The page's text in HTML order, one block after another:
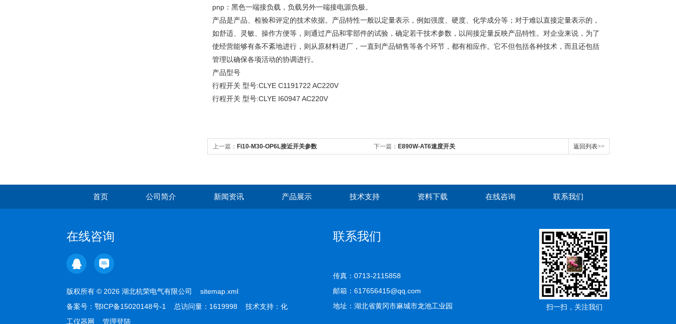
pnp：黑色一端接负载，负载另外一端接电源负极。
产品是产品、检验和评定的技术依据。产品特性一般以定量表示，例如强度、硬度、化学成分等；对于难以直接定量表示的，
如舒适、灵敏、操作方便等，则通过产品和零部件的试验，确定若干技术参数，以间接定量反映产品特性。对企业来说，为了
使经营能够有条不紊地进行，则从原材料进厂，一直到产品销售等各个环节，都有相应作。它不但包括各种技术，而且还包括
管理以确保各项活动的协调进行。
产品型号
行程开关 型号:CLYE C1191722 AC220V
行程开关 型号:CLYE I60947 AC220V
上一篇： Fi10-M30-OP6L接近开关参数 下一篇： E890W-AT6速度开关 返回列表>>
首页 公司简介 新闻资讯 产品展示 技术支持 资料下载 在线咨询 联系我们
在线咨询
版权所有 © 2026 湖北杭荣电气有限公司 sitemap.xml
备案号： 鄂ICP备15020148号-1 总访问量：1619998 技术支持： 化
工仪器网
管理登陆
联系我们
传真：0713-2115858
邮箱：617656415@qq.com
地址：湖北省黄冈市麻城市龙池工业园
扫一扫，关注我们